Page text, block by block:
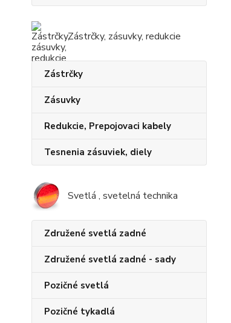
Zástrčky, zásuvky, redukcie
Zástrčky
Zásuvky
Redukcie, Prepojovaci kabely
Tesnenia zásuviek, diely
Svetlá , svetelná technika
Združené svetlá zadné
Združené svetlá zadné - sady
Pozičné svetlá
Pozičné tykadlá